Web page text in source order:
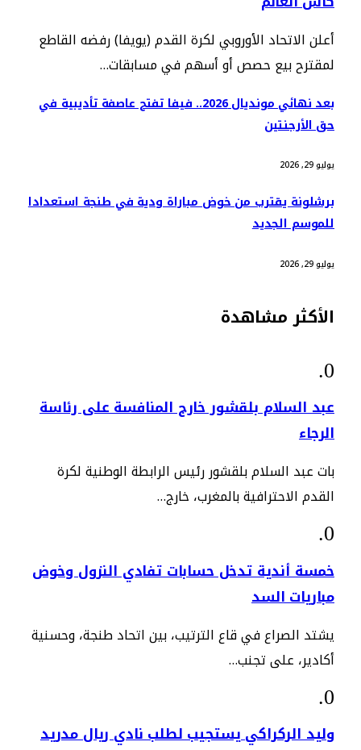
أعلن الاتحاد الأوروبي لكرة القدم (يويفا) رفضه القاطع
لمقترح بيع حصص أو أسهم في مسابقات…
بعد نهائي مونديال 2026.. فيفا تفتح عاصفة تأديبية في
حق الأرجنتين
يوليو 29, 2026
برشلونة يقترب من خوض مباراة ودية في طنجة استعدادا
للموسم الجديد
يوليو 29, 2026
الأكثر مشاهدة
عبد السلام بلقشور خارج المنافسة على رئاسة
الرجاء
بات عبد السلام بلقشور رئيس الرابطة الوطنية لكرة
القدم الاحترافية بالمغرب، خارج…
خمسة أندية تدخل حسابات تفادي النزول وخوض
مباريات السد
يشتد الصراع في قاع الترتيب، بين اتحاد طنجة، وحسنية
أكادير، على تجنب…
وليد الركراكي يستجيب لطلب نادي ريال مدريد